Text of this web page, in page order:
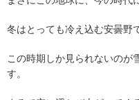
冬はとっても冷え込む安曇野
この時期しか見られないのが
す。